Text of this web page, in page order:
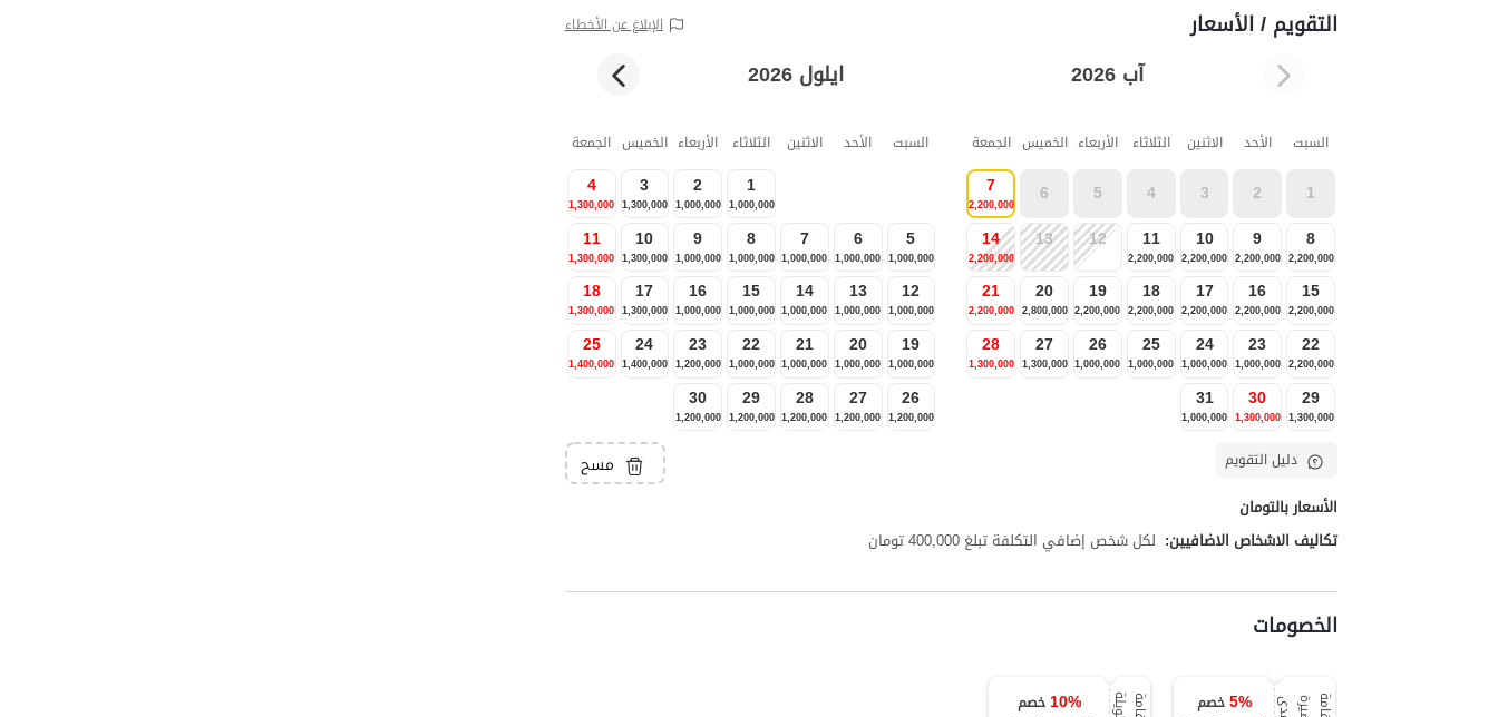
التقويم / الأسعار الإبلاغ عن الأخطاء
آب 2026 ايلول 2026
السبت الأحد الاثنين الثلاثاء الأربعاء الخميس الجمعة
1
2
3
4
5
6
7
2,200,000
8
2,200,000
9
2,200,000
10
2,200,000
11
2,200,000
12
13
14
2,200,000
15
2,200,000
16
2,200,000
17
2,200,000
18
2,200,000
19
2,200,000
20
2,800,000
21
2,200,000
22
2,200,000
23
1,000,000
24
1,000,000
25
1,000,000
26
1,000,000
27
1,300,000
28
1,300,000
29
1,300,000
30
1,300,000
31
1,000,000
السبت الأحد الاثنين الثلاثاء الأربعاء الخميس الجمعة
1
1,000,000
2
1,000,000
3
1,300,000
4
1,300,000
5
1,000,000
6
1,000,000
7
1,000,000
8
1,000,000
9
1,000,000
10
1,300,000
11
1,300,000
12
1,000,000
13
1,000,000
14
1,000,000
15
1,000,000
16
1,000,000
17
1,300,000
18
1,300,000
19
1,000,000
20
1,000,000
21
1,000,000
22
1,000,000
23
1,200,000
24
1,400,000
25
1,400,000
26
1,200,000
27
1,200,000
28
1,200,000
29
1,200,000
30
1,200,000
دليل التقويم مسح
الأسعار بالتومان
تكاليف الاشخاص الاضافيين: لكل شخص إضافي التكلفة تبلغ 400,000 تومان
الخصومات
5% خصم
10%
خصم